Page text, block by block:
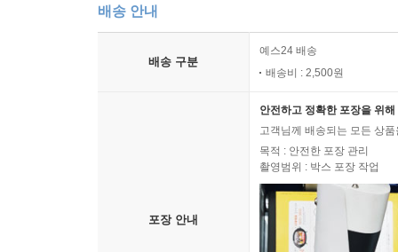
배송 안내
배송 구분
예스24 배송
배송비 : 2,500원
포장 안내
안전하고 정확한 포장을 위
고객님께 배송되는 모든 상
목적 : 안전한 포장 관리
촬영범위 : 박스 포장 작업